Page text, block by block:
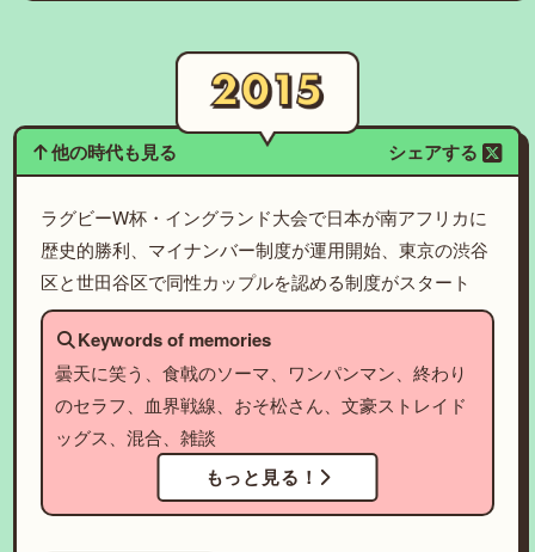
他の時代も見る シェアする
ラグビーW杯・イングランド大会で日本が南アフリカに
歴史的勝利、マイナンバー制度が運用開始、東京の渋谷
区と世田谷区で同性カップルを認める制度がスタート
Keywords of memories
曇天に笑う、食戟のソーマ、ワンパンマン、終わり
のセラフ、血界戦線、おそ松さん、文豪ストレイド
ッグス、混合、雑談
もっと見る！